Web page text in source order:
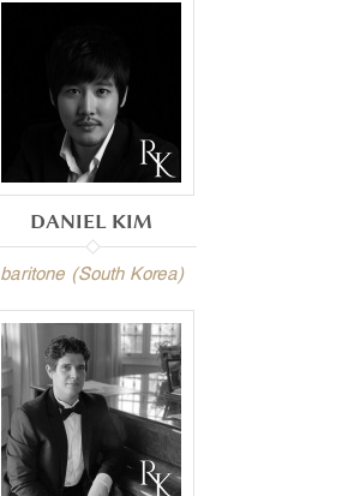
DANIEL KIM
baritone (South Korea)